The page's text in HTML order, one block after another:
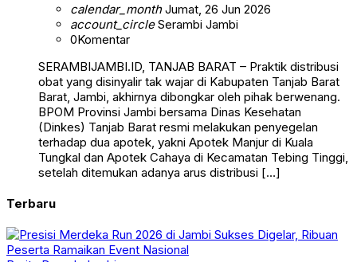
calendar_monthJumat, 26 Jun 2026
account_circleSerambi Jambi
0Komentar
SERAMBIJAMBI.ID, TANJAB BARAT – Praktik distribusi
obat yang disinyalir tak wajar di Kabupaten Tanjab Barat
Barat, Jambi, akhirnya dibongkar oleh pihak berwenang.
BPOM Provinsi Jambi bersama Dinas Kesehatan
(Dinkes) Tanjab Barat resmi melakukan penyegelan
terhadap dua apotek, yakni Apotek Manjur di Kuala
Tungkal dan Apotek Cahaya di Kecamatan Tebing Tinggi,
setelah ditemukan adanya arus distribusi […]
Terbaru